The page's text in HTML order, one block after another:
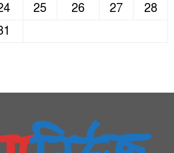
25 26 27
28